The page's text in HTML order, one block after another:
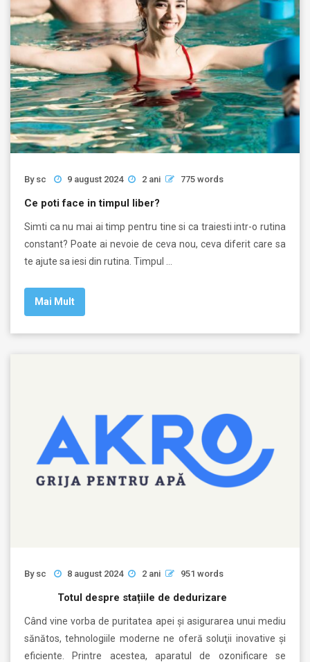
By sc 9 august 2024 2 ani 775 words
Ce poti face in timpul liber?
Simti ca nu mai ai timp pentru tine si ca traiesti intr-o rutina
constant? Poate ai nevoie de ceva nou, ceva diferit care sa
te ajute sa iesi din rutina. Timpul …
Mai Mult
By sc 8 august 2024 2 ani 951 words
Totul despre stațiile de dedurizare
Când vine vorba de puritatea apei şi asigurarea unui mediu
sănătos, tehnologiile moderne ne oferă soluţii inovative şi
eficiente. Printre acestea, aparatul de ozonificare se